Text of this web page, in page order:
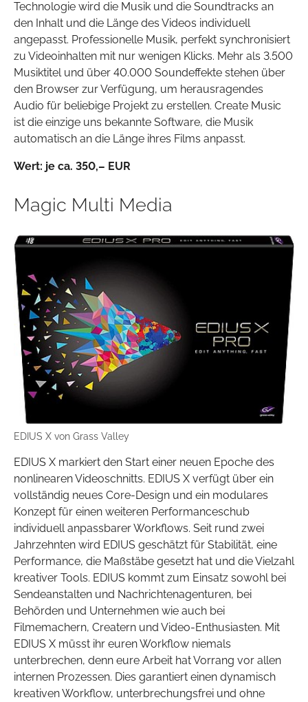
Technologie wird die Musik und die Soundtracks an
den Inhalt und die Länge des Videos individuell
angepasst. Professionelle Musik, perfekt synchronisiert
zu Videoinhalten mit nur wenigen Klicks. Mehr als 3.500
Musiktitel und über 40.000 Soundeffekte stehen über
den Browser zur Verfügung, um herausragendes
Audio für beliebige Projekt zu erstellen. Create Music
ist die einzige uns bekannte Software, die Musik
automatisch an die Länge ihres Films anpasst.
Wert: je ca. 350,– EUR
Magic Multi Media
EDIUS X von Grass Valley
EDIUS X markiert den Start einer neuen Epoche des
nonlinearen Videoschnitts. EDIUS X verfügt über ein
vollständig neues Core-Design und ein modulares
Konzept für einen weiteren Performanceschub
individuell anpassbarer Workflows. Seit rund zwei
Jahrzehnten wird EDIUS geschätzt für Stabilität, eine
Performance, die Maßstäbe gesetzt hat und die Vielzahl
kreativer Tools. EDIUS kommt zum Einsatz sowohl bei
Sendeanstalten und Nachrichtenagenturen, bei
Behörden und Unternehmen wie auch bei
Filmemachern, Creatern und Video-Enthusiasten. Mit
EDIUS X müsst ihr euren Workflow niemals
unterbrechen, denn eure Arbeit hat Vorrang vor allen
internen Prozessen. Dies garantiert einen dynamisch
kreativen Workflow, unterbrechungsfrei und ohne